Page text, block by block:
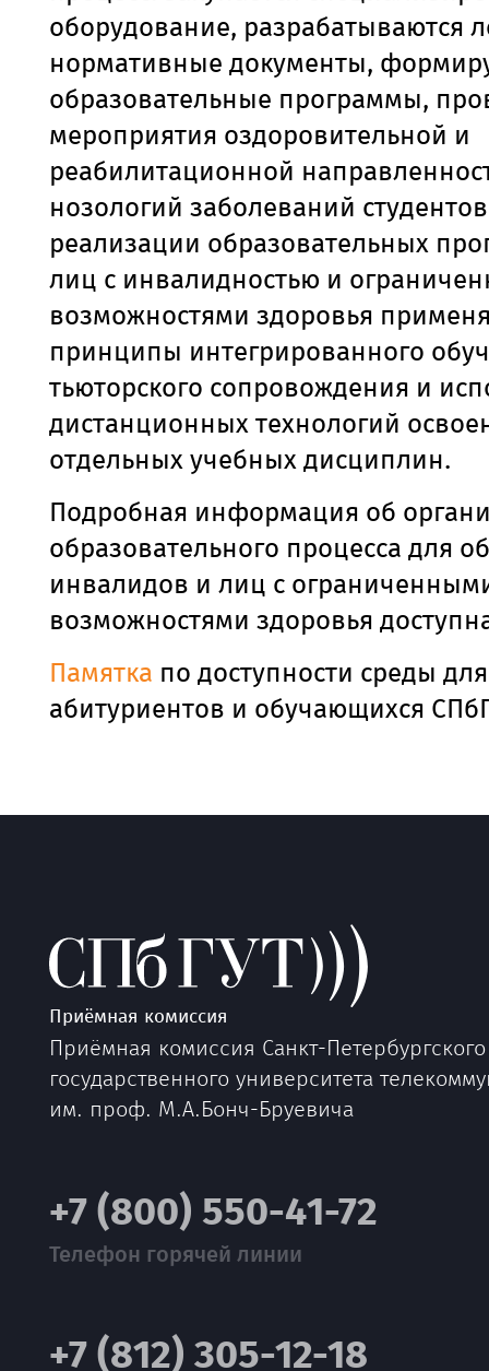
оборудование, разрабатываются
нормативные документы,
образовательные программы,
мероприятия оздоровительной и
реабилитационной
нозологий заболеваний
реализации образовательных
лиц с инвалидностью и
возможностями здоровья
принципы интегрированного
тьюторского сопровождения и
дистанционных технологий
отдельных учебных дисциплин.
Подробная информация об
образовательного процесса для
инвалидов и лиц с
возможностями здоровья
Памятка по доступности среды для
абитуриентов и обучающихся
Приёмная комиссия
Приёмная комиссия Санкт-Петербургского
государственного университета
им. проф. М.А.Бонч-Бруевича
+7 (800) 550-41-72
Телефон горячей линии
+7 (812) 305-12-18